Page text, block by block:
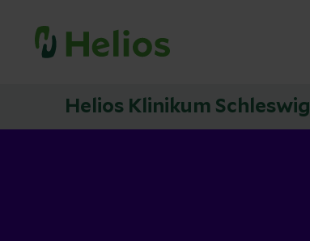
Helios Klinikum Schleswig